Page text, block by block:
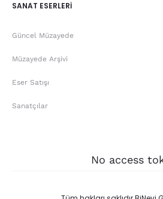
SANAT ESERLERİ
Güncel Müzayede
Müzayede Arşivi
Eser Satışı
Sanatçılar
No access